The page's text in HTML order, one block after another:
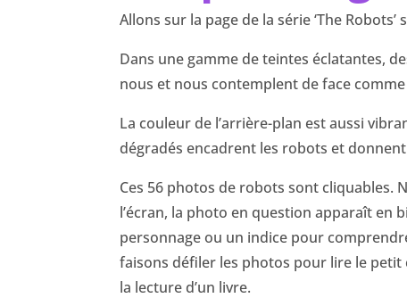
Allons sur la page de la série ‘The Robots’
Dans une gamme de teintes éclatantes,
nous et nous contemplent de face
La couleur de l’arrière-plan est aussi
dégradés encadrent les robots et
Ces 56 photos de robots sont cliquables.
l’écran, la photo en question apparaît en
personnage ou un indice pour
faisons défiler les photos pour lire le
la lecture d’un livre.